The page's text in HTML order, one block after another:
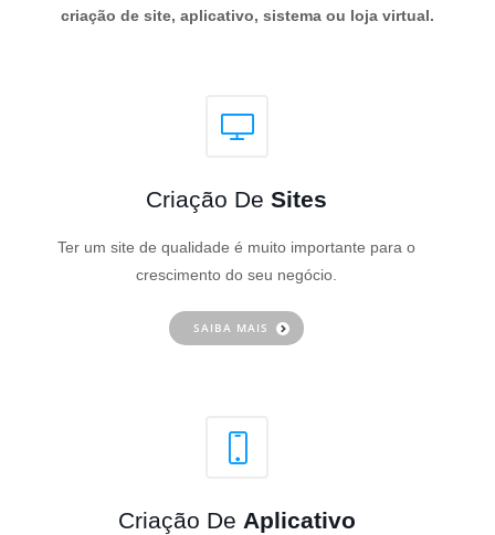
criação de site, aplicativo, sistema ou loja virtual.
Criação De Sites
Ter um site de qualidade é muito importante para o
crescimento do seu negócio.
SAIBA MAIS
Criação De Aplicativo